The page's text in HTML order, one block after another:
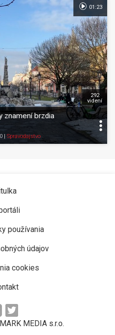
znamení brzdia
Spravodajstvo
292
videní
01:23
používania
údajov
cookies
MEDIA s.r.o.